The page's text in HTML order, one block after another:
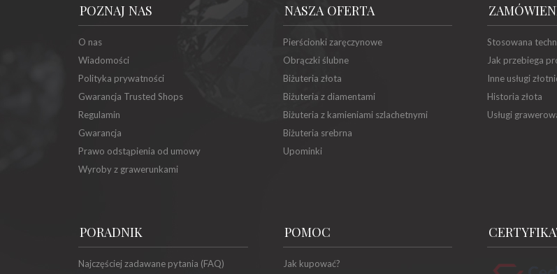
POZNAJ NAS
O nas
Wiadomości
Polityka prywatności
Gwarancja Trusted Shops
Regulamin
Gwarancja
Prawo odstąpienia od umowy
Wyroby z grawerunkami
NASZA OFERTA
Pierścionki zaręczynowe
Obrączki ślubne
Biżuteria złota
Biżuteria z diamentami
Biżuteria z kamieniami szlachetnymi
Biżuteria srebrna
Upominki
Stosowana
Jak przebiega
Inne usługi
Historia złota
Usługi
PORADNIK
Najczęściej zadawane pytania (FAQ)
POMOC
Jak kupować?